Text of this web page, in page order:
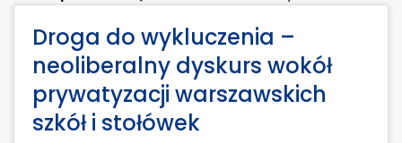
Droga do wykluczenia –
neoliberalny dyskurs wokół
prywatyzacji warszawskich
szkół i stołówek